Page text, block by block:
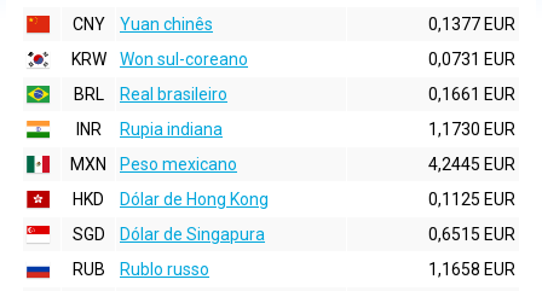
CNY
Yuan chinês
0,1377 EUR
KRW
Won sul-coreano
0,0731 EUR
BRL
Real brasileiro
0,1661 EUR
INR
Rupia indiana
1,1730 EUR
MXN
Peso mexicano
4,2445 EUR
HKD
Dólar de Hong Kong
0,1125 EUR
SGD
Dólar de Singapura
0,6515 EUR
RUB
Rublo russo
1,1658 EUR